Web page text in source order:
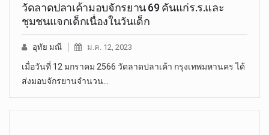
วัดลาดปลาเค้ามอบจักรยาน 69 คันแก่ร.ร.และ
ชุมชนแจกเด็กเนื่องในวันเด็ก
อุทัย มณี ม.ค. 12, 2023
เมื่อวันที่ 12 มกราคม 2566 วัดลาดปลาเค้า กรุงเทพมหานคร ได้
ส่งมอบจักรยานจำนวน…